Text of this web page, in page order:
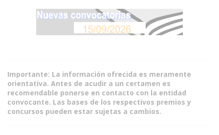
Importante: La información ofrecida es meramente
orientativa. Antes de acudir a un certamen es
recomendable ponerse en contacto con la entidad
convocante. Las bases de los respectivos premios y
concursos pueden estar sujetas a cambios.